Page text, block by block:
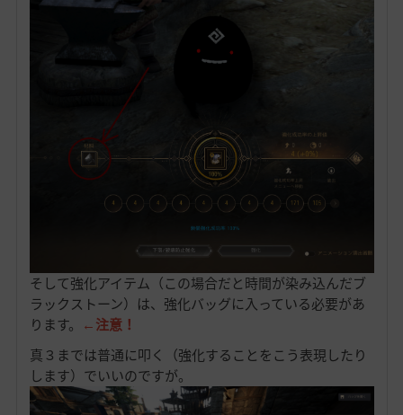
そして強化アイテム（この場合だと時間が染み込んだブ
ラックストーン）は、強化バッグに入っている必要があ
ります。 ←注意！
真３までは普通に叩く（強化することをこう表現したり
します）でいいのですが。